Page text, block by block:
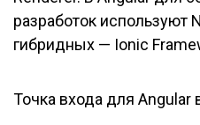
разработок используют
гибридных — Ionic
Точка входа для Angular